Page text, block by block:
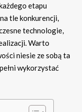
etapu
tle konkurencji,
technologie,
Warto
niesie ze sobą ta
wykorzystać